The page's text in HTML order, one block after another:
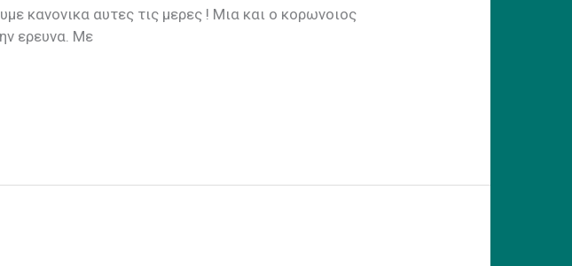
τις μερες ! Μια και ο κορωνοιος
ερευνα. Με